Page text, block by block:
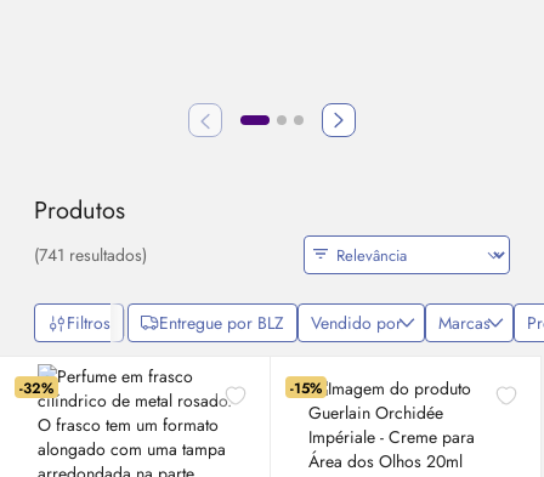
Produtos
(741 resultados)
Filtros Entregue por BLZ Vendido por Marcas
-32% -15%